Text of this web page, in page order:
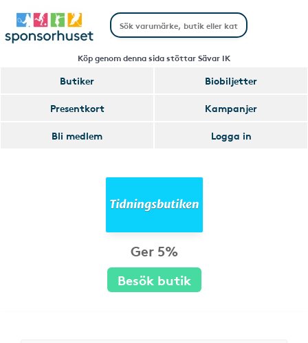
Köp genom denna sida stöttar Sävar IK
Butiker
Biobiljetter
Presentkort
Kampanjer
Bli medlem
Logga in
Ger 5%
Besök butik